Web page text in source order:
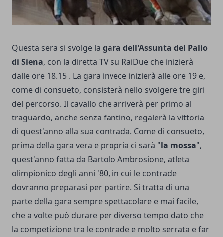
Questa sera si svolge la gara dell'Assunta del Palio
di Siena, con la diretta TV su RaiDue che inizierà
dalle ore 18.15 . La gara invece inizierà alle ore 19 e,
come di consueto, consisterà nello svolgere tre giri
del percorso. Il cavallo che arriverà per primo al
traguardo, anche senza fantino, regalerà la vittoria
di quest'anno alla sua contrada. Come di consueto,
prima della gara vera e propria ci sarà "la mossa",
quest'anno fatta da Bartolo Ambrosione, atleta
olimpionico degli anni '80, in cui le contrade
dovranno preparasi per partire. Si tratta di una
parte della gara sempre spettacolare e mai facile,
che a volte può durare per diverso tempo dato che
la competizione tra le contrade e molto serrata e far